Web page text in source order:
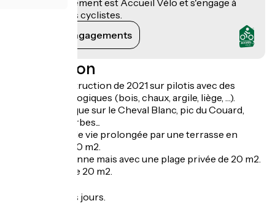
Cet établissement est Accueil Vélo et s'engage à
accueillir des cyclistes.
Voir ses engagements
Description
Nouvelle construction de 2021 sur pilotis avec des
matériaux écologiques (bois, chaux, argile, liège, …).
Vue panoramique sur le Cheval Blanc, pic du Couard,
Barre des Dourbes...
Grande pièce de vie prolongée par une terrasse en
plain-pied de 20 m2.
Piscine mitoyenne mais avec une plage privée de 20 m2.
Toit terrasse de 20 m2.
Ouvert tous les jours.